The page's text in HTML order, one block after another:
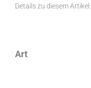
Details zu diesem Artikel:
Art